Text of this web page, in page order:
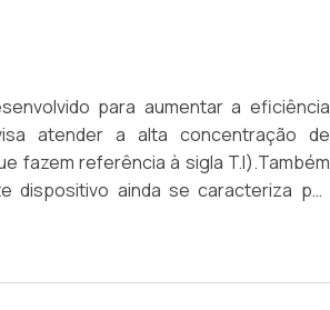
para aumentar a eficiência
atender a alta concentração de
fazem referência à sigla T.I).Também
dispositivo ainda se caracteriza por
para racks servidores e redes,
de data center com performance